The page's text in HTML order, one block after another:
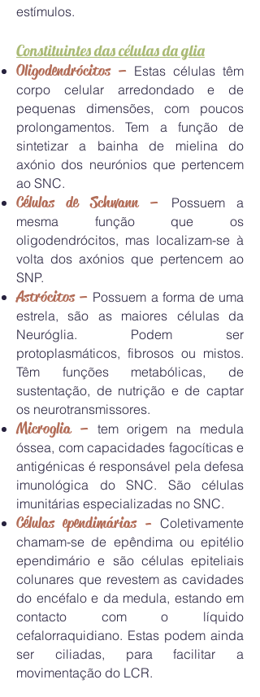
estímulos.
Constituintes das células da glia
Oligodendrócitos – Estas células têm
corpo celular arredondado e de
pequenas dimensões, com poucos
prolongamentos. Tem a função de
sintetizar a bainha de mielina do
axónio dos neurónios que pertencem
ao SNC.
Células de Schwann –
Possuem a
mesma função que os
oligodendrócitos, mas localizam-se à
volta dos axónios que pertencem ao
SNP.
Astrócitos – Possuem a forma de uma
estrela, são as maiores células da
Neuróglia. Podem ser
protoplasmáticos, fibrosos ou mistos.
Têm funções metabólicas, de
sustentação, de nutrição e de captar
os neurotransmissores.
Microglia – tem origem na medula
óssea, com capacidades fagocíticas e
antigénicas é responsável pela defesa
imunológica do SNC. São células
imunitárias especializadas no SNC.
Células ependimárias - Coletivamente
chamam-se de epêndima ou epitélio
ependimário e são células epiteliais
colunares que revestem as cavidades
do encéfalo e da medula, estando em
contacto com o líquido
cefalorraquidiano. Estas podem ainda
ser ciliadas, para facilitar a
movimentação do LCR.